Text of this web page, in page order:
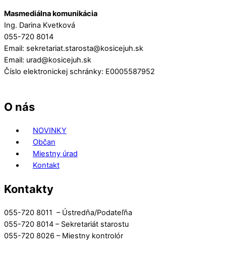
Masmediálna komunikácia
Ing. Darina Kvetková
055-720 8014
Email: sekretariat.starosta@kosicejuh.sk
Email: urad@kosicejuh.sk
Číslo elektronickej schránky: E0005587952
O nás
NOVINKY
Občan
Miestny úrad
Kontakt
Kontakty
055-720 8011 – Ústredňa/Podateľňa
055-720 8014 – Sekretariát starostu
055-720 8026 – Miestny kontrolór